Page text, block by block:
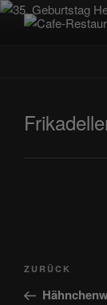
Zum
Inhalt
Vorheriger
Beitrag
ZURÜCK